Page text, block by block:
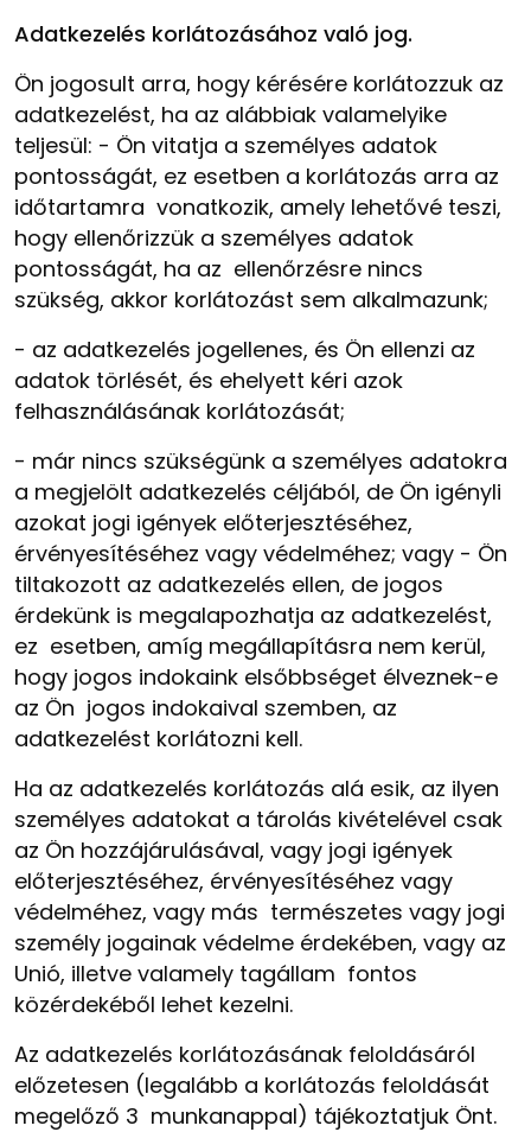
Adatkezelés korlátozásához való jog.
Ön jogosult arra, hogy kérésére korlátozzuk az
adatkezelést, ha az alábbiak valamelyike
teljesül: - Ön vitatja a személyes adatok
pontosságát, ez esetben a korlátozás arra az
időtartamra vonatkozik, amely lehetővé teszi,
hogy ellenőrizzük a személyes adatok
pontosságát, ha az ellenőrzésre nincs
szükség, akkor korlátozást sem alkalmazunk;
- az adatkezelés jogellenes, és Ön ellenzi az
adatok törlését, és ehelyett kéri azok
felhasználásának korlátozását;
- már nincs szükségünk a személyes adatokra
a megjelölt adatkezelés céljából, de Ön igényli
azokat jogi igények előterjesztéséhez,
érvényesítéséhez vagy védelméhez; vagy - Ön
tiltakozott az adatkezelés ellen, de jogos
érdekünk is megalapozhatja az adatkezelést,
ez esetben, amíg megállapításra nem kerül,
hogy jogos indokaink elsőbbséget élveznek-e
az Ön jogos indokaival szemben, az
adatkezelést korlátozni kell.
Ha az adatkezelés korlátozás alá esik, az ilyen
személyes adatokat a tárolás kivételével csak
az Ön hozzájárulásával, vagy jogi igények
előterjesztéséhez, érvényesítéséhez vagy
védelméhez, vagy más természetes vagy jogi
személy jogainak védelme érdekében, vagy az
Unió, illetve valamely tagállam fontos
közérdekéből lehet kezelni.
Az adatkezelés korlátozásának feloldásáról
előzetesen (legalább a korlátozás feloldását
megelőző 3 munkanappal) tájékoztatjuk Önt.